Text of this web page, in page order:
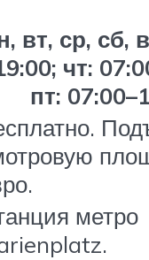
вт, ср, сб,
чт:
пт:
метро